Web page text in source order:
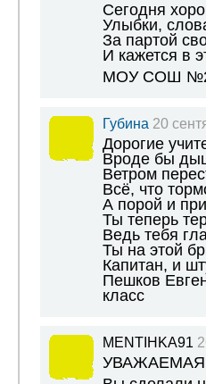
Сегодня
Улыбки,
За партой
И кажется в
МОУ СОШ №2
Губина 20
Дорогие
Вроде бы
Ветром
Всё, что
А порой и
Ты теперь
Ведь тебя
Ты на этой
Капитан, и
Пешков
класс
MENTIHKA91
УВАЖАЕМАЯ